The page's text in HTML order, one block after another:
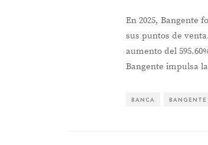
En 2025, Bangente
sus puntos de
aumento del
Bangente impulsa
BANCA BANGENTE